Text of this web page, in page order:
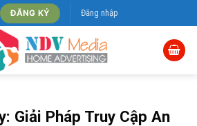
ĐĂNG KÝ Đăng nhập
Giải Pháp Truy Cập An